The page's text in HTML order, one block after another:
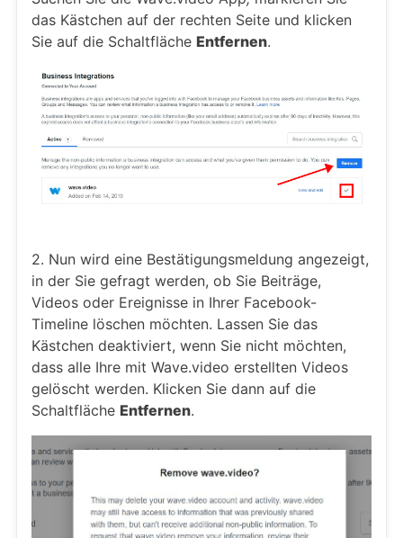
das Kästchen auf der rechten Seite und klicken
Sie auf die Schaltfläche Entfernen.
2. Nun wird eine Bestätigungsmeldung angezeigt,
in der Sie gefragt werden, ob Sie Beiträge,
Videos oder Ereignisse in Ihrer Facebook-
Timeline löschen möchten. Lassen Sie das
Kästchen deaktiviert, wenn Sie nicht möchten,
dass alle Ihre mit Wave.video erstellten Videos
gelöscht werden. Klicken Sie dann auf die
Schaltfläche Entfernen.